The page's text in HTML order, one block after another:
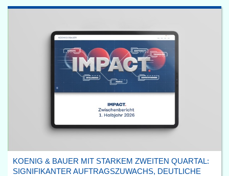
KOENIG & BAUER MIT STARKEM ZWEITEN QUARTAL:
SIGNIFIKANTER AUFTRAGSZUWACHS, DEUTLICHE